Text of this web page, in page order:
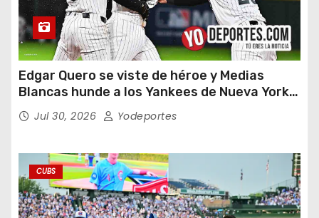
Edgar Quero se viste de héroe y Medias
Blancas hunde a los Yankees de Nueva York
en doce entradas
Jul 30, 2026 Yodeportes
CUBS